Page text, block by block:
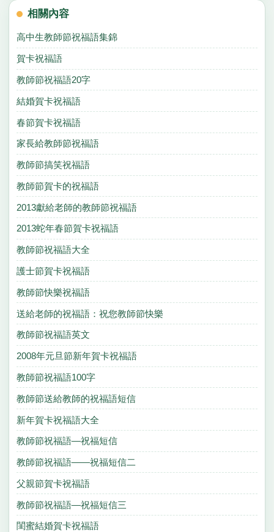
相關內容
高中生教師節祝福語集錦
賀卡祝福語
教師節祝福語20字
結婚賀卡祝福語
春節賀卡祝福語
家長給教師節祝福語
教師節搞笑祝福語
教師節賀卡的祝福語
2013獻給老師的教師節祝福語
2013蛇年春節賀卡祝福語
教師節祝福語大全
護士節賀卡祝福語
教師節快樂祝福語
送給老師的祝福語：祝您教師節快樂
教師節祝福語英文
2008年元旦節新年賀卡祝福語
教師節祝福語100字
教師節送給教師的祝福語短信
新年賀卡祝福語大全
教師節祝福語—祝福短信
教師節祝福語——祝福短信二
父親節賀卡祝福語
教師節祝福語—祝福短信三
閨蜜結婚賀卡祝福語